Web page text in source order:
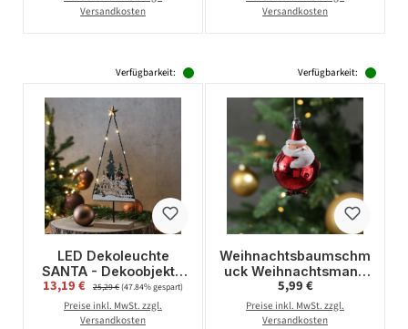
grau
Versandkosten
Batterielicht mit
Versandkosten
Verfügbarkeit:
LED Dekoleuchte
SANTA - Dekoobjekt -
Holz - 10 warmweiße
LED - H: 33cm -
Batteriebetrieb
Verkaufspreis:
13,19 € Regulärer Preis:
25,29 €(47.84% gespart)
Preise inkl. MwSt. zzgl.
Versandkosten
Verfügbarkeit:
Weihnachtsbaumschm
uck Weihnachtsmann
- Christbaumschmuck
- bruchfest - H: 9cm -
glänzend
Regulärer Preis:
5,99 €
Preise inkl. MwSt. zzgl.
Versandkosten